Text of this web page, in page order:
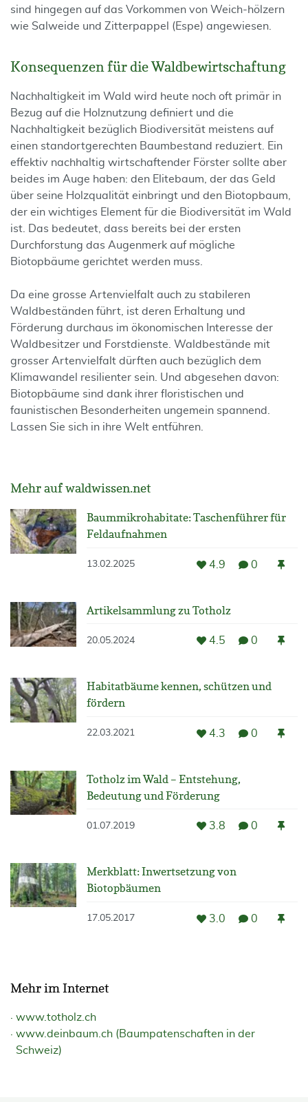
sind hingegen auf das Vorkommen von Weich-hölzern
wie Salweide und Zitterpappel (Espe) angewiesen.
Konsequenzen für die Waldbewirtschaftung
Nachhaltigkeit im Wald wird heute noch oft primär in
Bezug auf die Holznutzung definiert und die
Nachhaltigkeit bezüglich Biodiversität meistens auf
einen standortgerechten Baumbestand reduziert. Ein
effektiv nachhaltig wirtschaftender Förster sollte aber
beides im Auge haben: den Elitebaum, der das Geld
über seine Holzqualität einbringt und den Biotopbaum,
der ein wichtiges Element für die Biodiversität im Wald
ist. Das bedeutet, dass bereits bei der ersten
Durchforstung das Augenmerk auf mögliche
Biotopbäume gerichtet werden muss.
Da eine grosse Artenvielfalt auch zu stabileren
Waldbeständen führt, ist deren Erhaltung und
Förderung durchaus im ökonomischen Interesse der
Waldbesitzer und Forstdienste. Waldbestände mit
grosser Artenvielfalt dürften auch bezüglich dem
Klimawandel resilienter sein. Und abgesehen davon:
Biotopbäume sind dank ihrer floristischen und
faunistischen Besonderheiten ungemein spannend.
Lassen Sie sich in ihre Welt entführen.
Mehr auf waldwissen.net
Baummikrohabitate: Taschenführer für
Feldaufnahmen
13.02.2025 4.9 0
Artikelsammlung zu Totholz
20.05.2024 4.5 0
Habitatbäume kennen, schützen und
fördern
22.03.2021 4.3 0
Totholz im Wald – Entstehung,
Bedeutung und Förderung
01.07.2019 3.8 0
Merkblatt: Inwertsetzung von
Biotopbäumen
17.05.2017 3.0 0
Mehr im Internet
www.totholz.ch
www.deinbaum.ch (Baumpatenschaften in der
Schweiz)